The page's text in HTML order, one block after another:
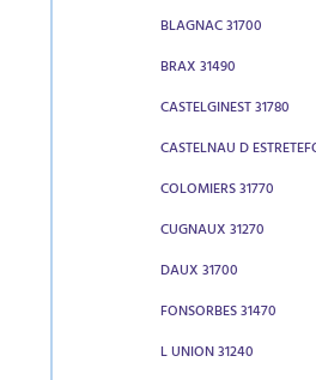
BLAGNAC 31700
BRAX 31490
CASTELGINEST 31780
CASTELNAU D
COLOMIERS 31770
CUGNAUX 31270
DAUX 31700
FONSORBES 31470
L UNION 31240